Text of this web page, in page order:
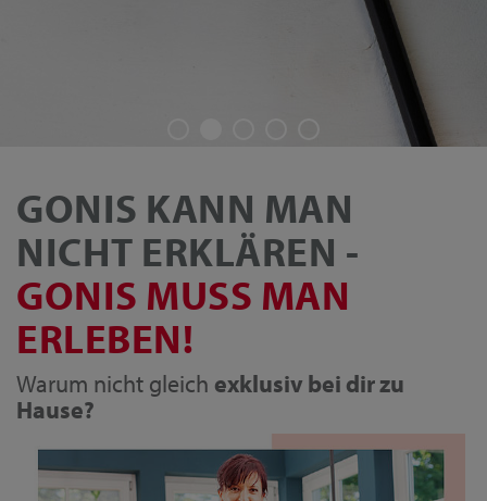
GONIS KANN MAN
NICHT ERKLÄREN -
GONIS MUSS MAN
ERLEBEN!
Warum nicht gleich exklusiv bei dir zu
Hause?